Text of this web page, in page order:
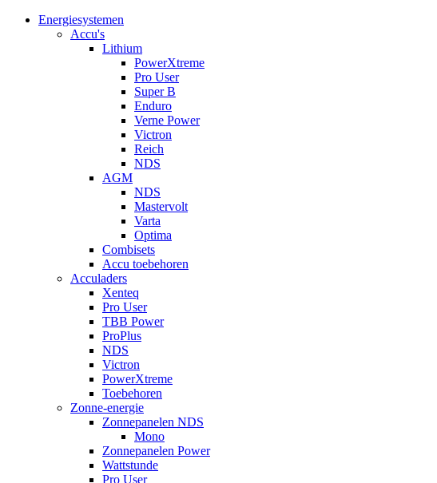
Energiesystemen
Accu's
Lithium
PowerXtreme
Pro User
Super B
Enduro
Verne Power
Victron
Reich
NDS
AGM
NDS
Mastervolt
Varta
Optima
Combisets
Accu toebehoren
Acculaders
Xenteq
Pro User
TBB Power
ProPlus
NDS
Victron
PowerXtreme
Toebehoren
Zonne-energie
Zonnepanelen NDS
Mono
Zonnepanelen Power
Wattstunde
Pro User